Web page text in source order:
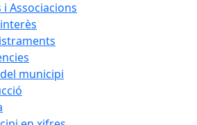
i Associacions
municipi